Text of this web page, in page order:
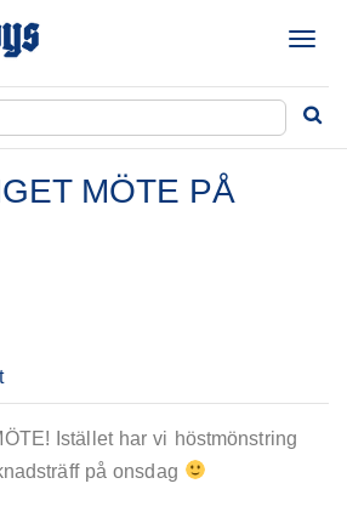
T
g
l
MÖTE PÅ
on
Vu
möte:
MÖTE
Istället har vi höstmönstring
på onsdag